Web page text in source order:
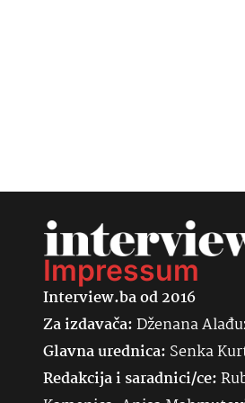
Impressum
Interview.ba od 2016
Za izdavača:Dženana
Glavna urednica: Senka
Redakcija i saradnici/ce: